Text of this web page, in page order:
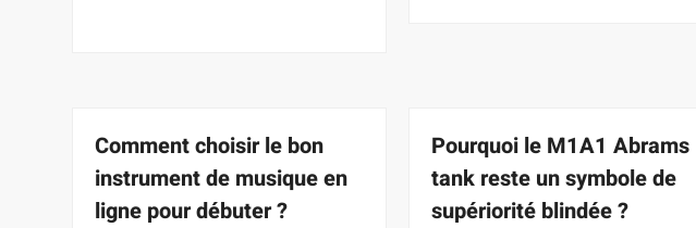
Comment choisir le bon
instrument de musique en
ligne pour débuter ?
Pourquoi le M1A1 Abrams
tank reste un symbole de
supériorité blindée ?